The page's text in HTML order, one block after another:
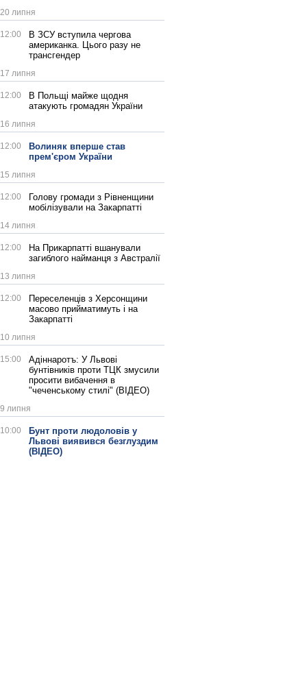
20 липня
12:00
В ЗСУ вступила чергова
американка. Цього разу не
трансгендер
17 липня
12:00
В Польщі майже щодня
атакують громадян України
16 липня
12:00
Волиняк вперше став
прем'єром України
15 липня
12:00
Голову громади з Рівненщини
мобілізували на Закарпатті
14 липня
12:00
На Прикарпатті вшанували
загиблого найманця з Австралії
13 липня
12:00
Переселенців з Херсонщини
масово прийматимуть і на
Закарпатті
10 липня
15:00
Адіннаротъ: У Львові
бунтівників проти ТЦК змусили
просити вибачення в
"чеченському стилі" (ВІДЕО)
9 липня
10:00
Бунт проти людоловів у
Львові виявився безглуздим
(ВІДЕО)